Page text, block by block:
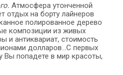
Атмосфера утонченной
отдых на борту лайнеров
полированное дерево
композиции из живых
и антиквариат, стоимость
долларов…С первых
Вы попадете в мир красоты,